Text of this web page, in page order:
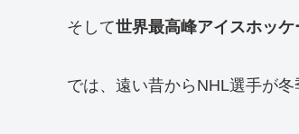
そして世界最高峰アイスホッ
では、遠い昔からNHL選手が